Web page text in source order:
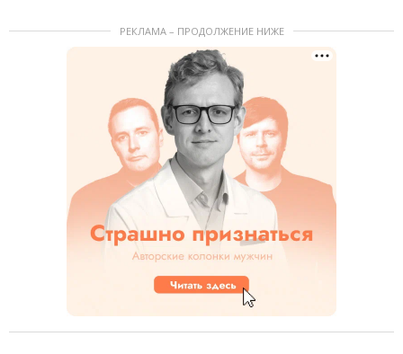
РЕКЛАМА – ПРОДОЛЖЕНИЕ НИЖЕ